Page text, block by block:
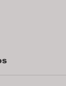
Araxá em